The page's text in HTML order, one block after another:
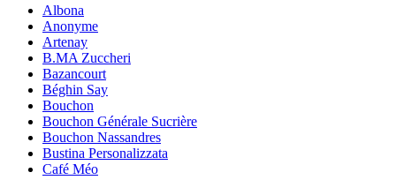
Albona
Anonyme
Artenay
B.MA Zuccheri
Bazancourt
Béghin Say
Bouchon
Bouchon Générale Sucrière
Bouchon Nassandres
Bustina Personalizzata
Café Méo